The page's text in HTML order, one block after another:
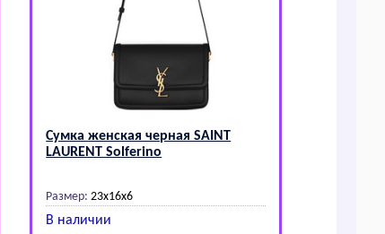
Сумка женская черная SАINТ
LАURЕNТ Solferino
Размер: 23x16x6
В наличии